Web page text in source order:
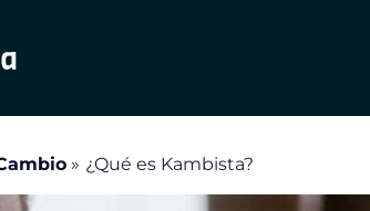
¿Qué es Kambista?